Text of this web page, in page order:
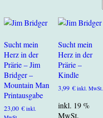
Sucht mein
Herz in der
Prärie – Jim
Bridger –
Mountain Man
Printausgabe
23,00 € inkl.
Sucht mein
Herz in der
Prärie –
Kindle
3,99 € inkl. MwSt.
inkl. 19 %
MwSt.